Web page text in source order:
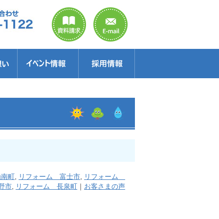
町 リフォーム 富士市
リフォーム
市 リフォーム 長泉町 ｜ お客さまの声